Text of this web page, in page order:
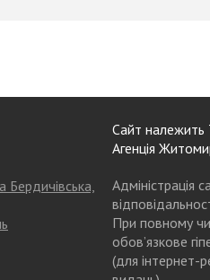
Сайт належить
Агенція
Адміністрація
При повному
обов’язкове
(для інтернет-